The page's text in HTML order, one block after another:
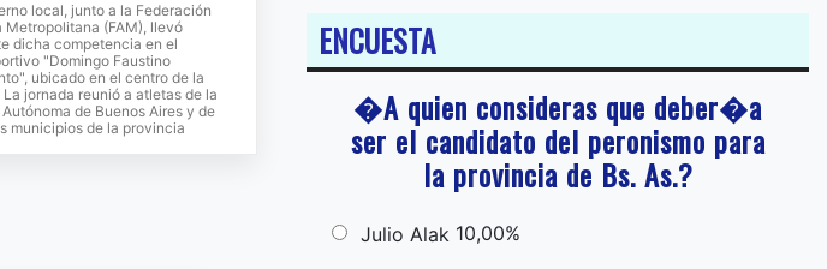
local, junto a la Federación
Metropolitana (FAM), llevó
dicha competencia en el
"Domingo Faustino
ubicado en el centro de la
jornada reunió a atletas de la
de Buenos Aires y de
municipios de la provincia
ENCUESTA
�A quien consideras que deber�a
ser el candidato del peronismo para
la provincia de Bs. As.?
Julio Alak 10,00%